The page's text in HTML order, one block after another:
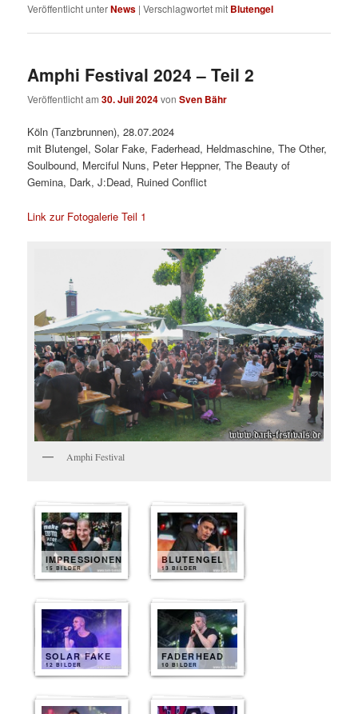
Veröffentlicht unterNews |Verschlagwortet mit Blutengel
Amphi Festival 2024 – Teil 2
Veröffentlicht am30. Juli 2024vonSven Bähr
Köln (Tanzbrunnen), 28.07.2024
mit Blutengel, Solar Fake, Faderhead, Heldmaschine, The Other,
Soulbound, Merciful Nuns, Peter Heppner, The Beauty of
Gemina, Dark, J:Dead, Ruined Conflict
Link zur Fotogalerie Teil 1
Amphi Festival
IMPRESSIONEN
15 BILDER
BLUTENGEL
13 BILDER
SOLAR FAKE
12 BILDER
FADERHEAD
10 BILDER